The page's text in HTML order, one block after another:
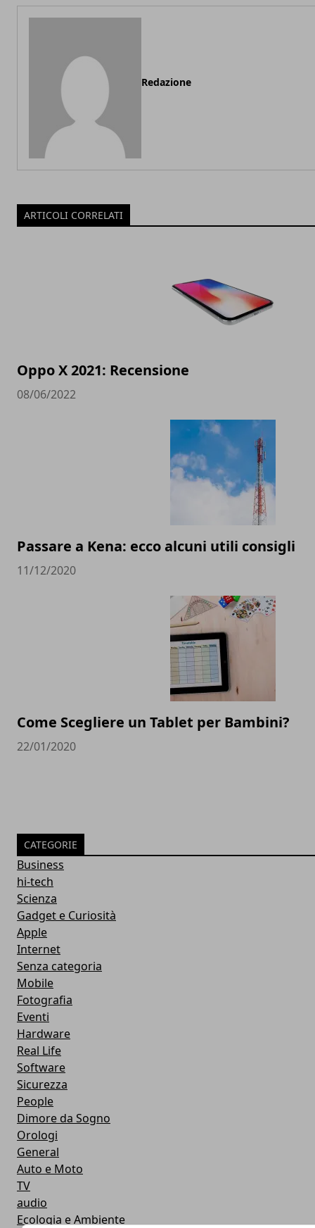
Redazione
ARTICOLI CORRELATI
Oppo X 2021: Recensione
08/06/2022
Passare a Kena: ecco alcuni utili consigli
11/12/2020
Come Scegliere un Tablet per Bambini?
22/01/2020
CATEGORIE
Business
hi-tech
Scienza
Gadget e Curiosità
Apple
Internet
Senza categoria
Mobile
Fotografia
Eventi
Hardware
Real Life
Software
Sicurezza
People
Dimore da Sogno
Orologi
General
Auto e Moto
TV
audio
Ecologia e Ambiente